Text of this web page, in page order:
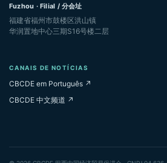
Fuzhou · Filial / 分会址
福建省福州市鼓楼区洪山镇
华润置地中心三期S16号楼二层
CANAIS DE NOTÍCIAS
CBCDE em Português ↗
CBCDE 中文频道 ↗